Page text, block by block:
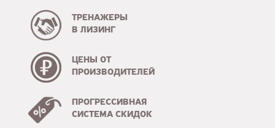
ТРЕНАЖЕРЫ
В ЛИЗИНГ
ЦЕНЫ ОТ
ПРОИЗВОДИТЕЛЕЙ
ПРОГРЕССИВНАЯ
СИСТЕМА СКИДОК